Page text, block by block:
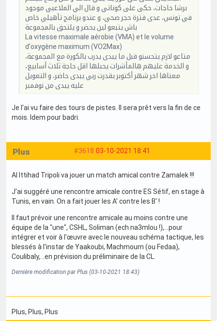
برشا حاجات، حكى على كوناتي و قال الي الملاعبي موجود
في تونس، عدى فترة حجر صحي، و عندو برنامج تأهيلي خاص
باش يتبعو لين يحضر و يلتحق بالمجموعة
La vitesse maximale aérobie (VMA) et le volume
d'oxygène maximum (VO2Max)
متاعو لازم يتحسنو قبل ما يبدى يدرب بالكورة مع المجموعة،
و الخدمة عليهم هالمأشرات يحبلها اقل حاجة ثلاث أسابيع،
معناها اخر شهر أكتوبر بقدرت ربي يبدى حاضر، و التعويل
عليه يبدى من نوفمبر
Je l'ai vu faire des tours de pistes. Il sera prêt vers la fin de ce
mois. Idem pour badri.
#3618 03-10-2021 18:41
Plus
Al Ittihad Tripoli va jouer un match amical contre Zamalek !!!
J'ai suggéré une rencontre amicale contre ES Sétif, en stage à
Tunis, en vain. On a fait jouer les A' contre les B' !
Il faut prévoir une rencontre amicale au moins contre une
équipe de la "une", CSHL, Soliman (ech na3mlou !),...pour
intégrer et voir à l'œuvre avec le nouveau schéma tactique, les
blessés à l'instar de Yaakoubi, Machmoum (ou Fedaa),
Coulibaly,...en prévision du préliminaire de la CL.
Dernière modification par Plus (03-10-2021 18:43)
Plus, Plus, Plus